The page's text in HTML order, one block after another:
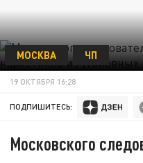
МОСКВА ЧП
19 ОКТЯБРЯ 16:28
ПОДПИШИТЕСЬ:
Московского